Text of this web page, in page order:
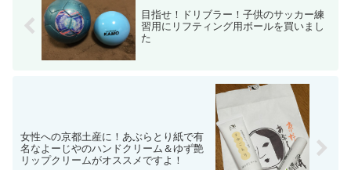
目指せ！ドリブラー！子供のサッカー練
習用にリフティング用ボールを買いまし
た
女性への京都土産に！あぶらとり紙で有
名なよーじやのハンドクリーム＆ゆず艶
リップクリームがオススメですよ！